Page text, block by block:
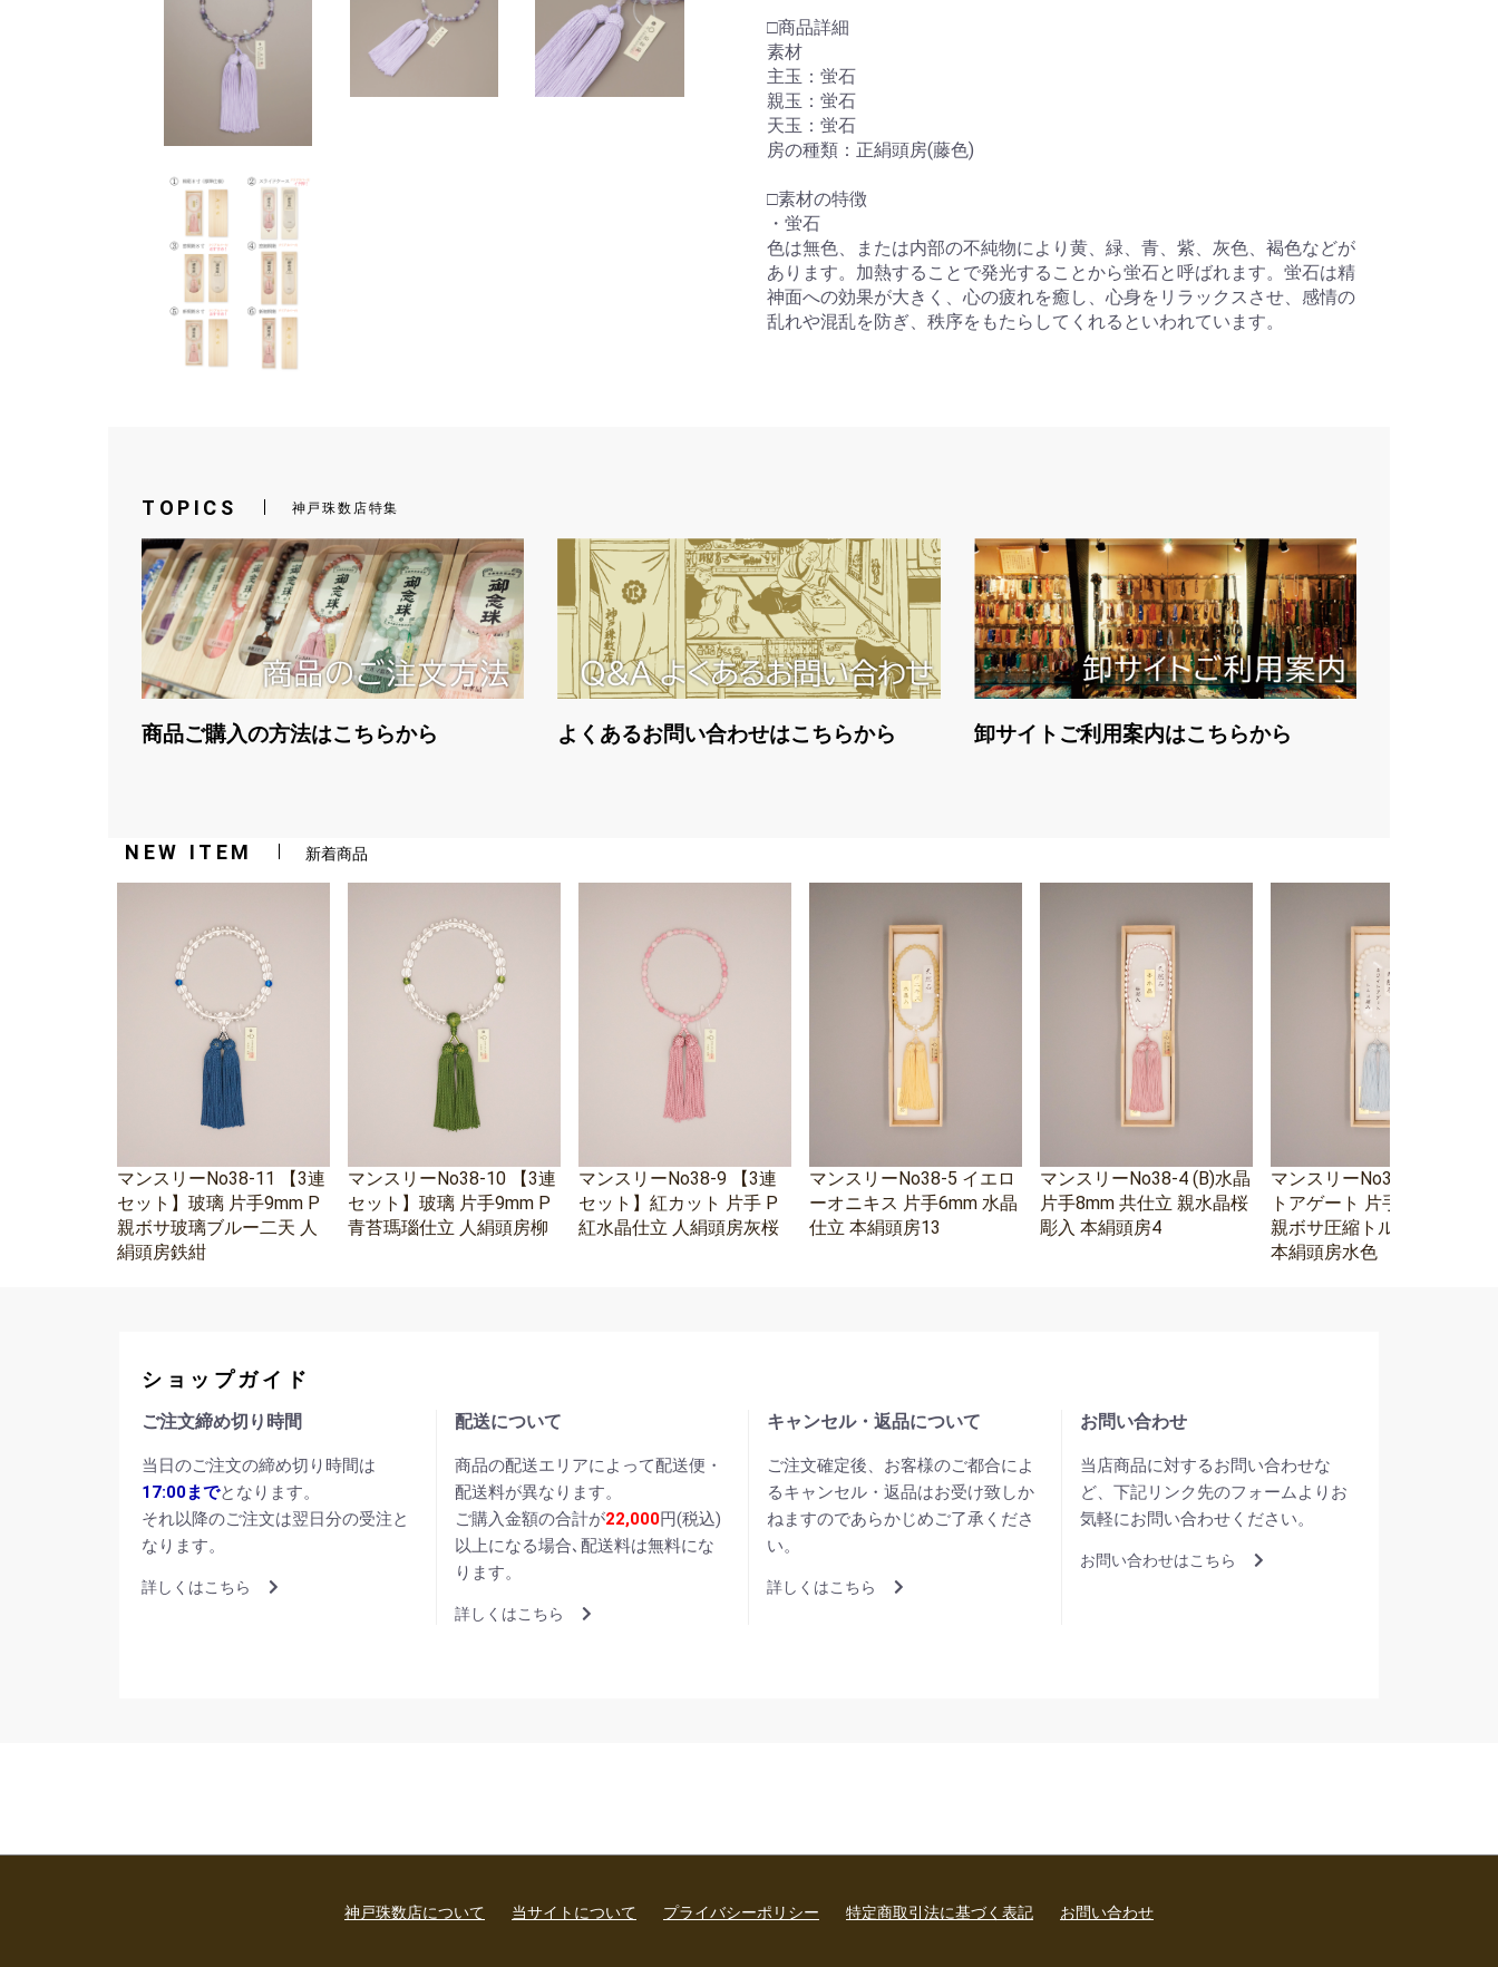
□商品詳細
素材
主玉：蛍石
親玉：蛍石
天玉：蛍石
房の種類：正絹頭房(藤色)
□素材の特徴
・蛍石
色は無色、または内部の不純物により黄、緑、青、紫、灰色、褐色などが
あります。加熱することで発光することから蛍石と呼ばれます。蛍石は精
神面への効果が大きく、心の疲れを癒し、心身をリラックスさせ、感情の
乱れや混乱を防ぎ、秩序をもたらしてくれるといわれています。
TOPICS 神戸珠数店特集
商品ご購入の方法はこちらから よくあるお問い合わせはこちらから 卸サイトご利用案内はこちらから
NEW ITEM 新着商品
マンスリーNo38-11 【3連
セット】玻璃 片手9mm P
親ボサ玻璃ブルー二天 人
絹頭房鉄紺
マンスリーNo38-10 【3連
セット】玻璃 片手9mm P
青苔瑪瑙仕立 人絹頭房柳
マンスリーNo38-9 【3連
セット】紅カット 片手 P
紅水晶仕立 人絹頭房灰桜
マンスリーNo38-5 イエロ
ーオニキス 片手6mm 水晶
仕立 本絹頭房13
マンスリーNo38-4 (B)水晶
片手8mm 共仕立 親水晶桜
彫入 本絹頭房4
マンスリーNo38-3 ホワイ
トアゲート 片手8mm 水晶
親ボサ圧縮トルコ石二天
本絹頭房水色
ショップガイド
ご注文締め切り時間
当日のご注文の締め切り時間は
17:00までとなります。
それ以降のご注文は翌日分の受注と
なります。
詳しくはこちら
配送について
商品の配送エリアによって配送便・
配送料が異なります。
ご購入金額の合計が22,000円(税込)
以上になる場合､配送料は無料にな
ります。
詳しくはこちら
キャンセル・返品について
ご注文確定後、お客様のご都合によ
るキャンセル・返品はお受け致しか
ねますのであらかじめご了承くださ
い。
詳しくはこちら
お問い合わせ
当店商品に対するお問い合わせな
ど、下記リンク先のフォームよりお
気軽にお問い合わせください。
お問い合わせはこちら
神戸珠数店について 当サイトについて プライバシーポリシー 特定商取引法に基づく表記 お問い合わせ